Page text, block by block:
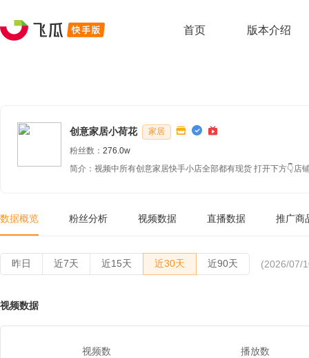
首页 版本介绍
创意家居小荷花
家居
粉丝数： 276.0w
简介：视频中所有创意家居快手小店全部都有现货 打开下方👇
数据概览 粉丝分析 视频数据 直播数据 推广商
昨日 近7天 近15天 近30天 近90天 (2026/07/
视频数据
视频数 播放数